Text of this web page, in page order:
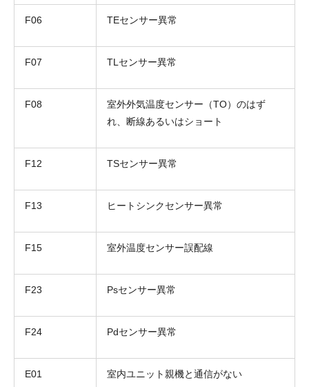
F06 TEセンサー異常
F07 TLセンサー異常
F08
室外外気温度センサー（TO）のはず
れ、断線あるいはショート
F12 TSセンサー異常
F13 ヒートシンクセンサー異常
F15 室外温度センサー誤配線
F23 Psセンサー異常
F24 Pdセンサー異常
E01 室内ユニット親機と通信がない
ご相談
メッセージ